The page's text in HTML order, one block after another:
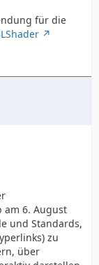
für die
am 6. August
und Standards,
zu
über